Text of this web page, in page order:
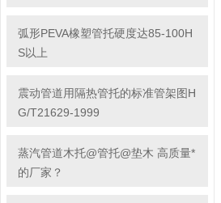
弧形PEVA橡塑管托硬度达85-100H
S以上
震动管道用隔热管托的标准管架图H
G/T21629-1999
蒸汽管道木托@管托@垫木 高质量*
的厂家？